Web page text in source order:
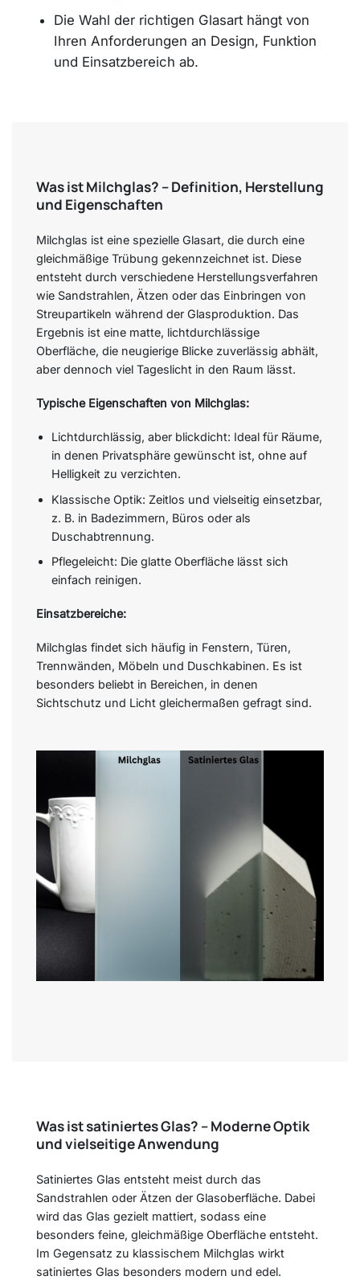
Die Wahl der richtigen Glasart hängt von
Ihren Anforderungen an Design, Funktion
und Einsatzbereich ab.
Was ist Milchglas? – Definition, Herstellung
und Eigenschaften
Milchglas ist eine spezielle Glasart, die durch eine
gleichmäßige Trübung gekennzeichnet ist. Diese
entsteht durch verschiedene Herstellungsverfahren
wie Sandstrahlen, Ätzen oder das Einbringen von
Streupartikeln während der Glasproduktion. Das
Ergebnis ist eine matte, lichtdurchlässige
Oberfläche, die neugierige Blicke zuverlässig abhält,
aber dennoch viel Tageslicht in den Raum lässt.
Typische Eigenschaften von Milchglas:
Lichtdurchlässig, aber blickdicht: Ideal für Räume,
in denen Privatsphäre gewünscht ist, ohne auf
Helligkeit zu verzichten.
Klassische Optik: Zeitlos und vielseitig einsetzbar,
z. B. in Badezimmern, Büros oder als
Duschabtrennung.
Pflegeleicht: Die glatte Oberfläche lässt sich
einfach reinigen.
Einsatzbereiche:
Milchglas findet sich häufig in Fenstern, Türen,
Trennwänden, Möbeln und Duschkabinen. Es ist
besonders beliebt in Bereichen, in denen
Sichtschutz und Licht gleichermaßen gefragt sind.
Was ist satiniertes Glas? – Moderne Optik
und vielseitige Anwendung
Satiniertes Glas entsteht meist durch das
Sandstrahlen oder Ätzen der Glasoberfläche. Dabei
wird das Glas gezielt mattiert, sodass eine
besonders feine, gleichmäßige Oberfläche entsteht.
Im Gegensatz zu klassischem Milchglas wirkt
satiniertes Glas besonders modern und edel.